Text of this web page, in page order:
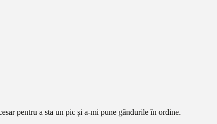
pentru a sta un pic și a-mi pune gândurile în ordine.